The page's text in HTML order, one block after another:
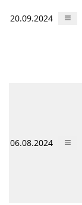
20.09.2024
06.08.2024